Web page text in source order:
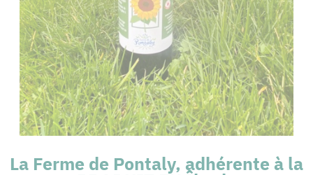
La Ferme de Pontaly, adhérente à la